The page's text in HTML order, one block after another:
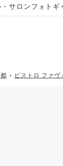
サロンフォトギ
ビストロ ファヴ